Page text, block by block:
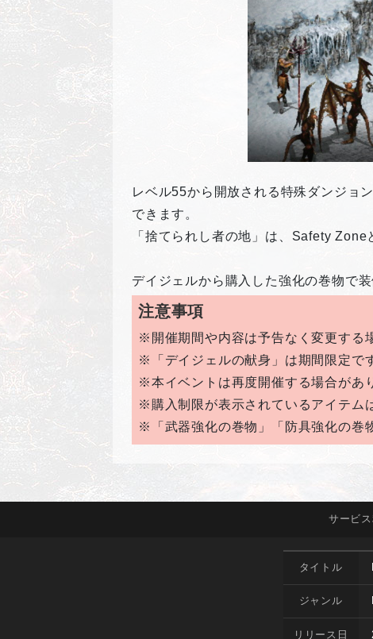
レベル55から開放される特殊ダンジョ
できます。
「捨てられし者の地」は、Safety
デイジェルから購入した強化の巻物で
注意事項
※開催期間や内容は予告なく変更する
※「デイジェルの献身」は期間限定で
※本イベントは再度開催する場合があ
※購入制限が表示されているアイテム
※「武器強化の巻物」「防具強化の巻
サービス
タイトル
ジャンル
リリース日